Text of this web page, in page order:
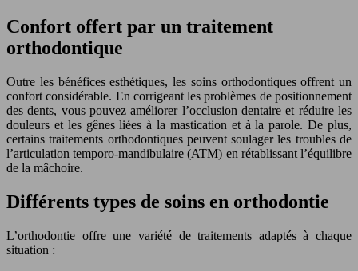
Confort offert par un traitement
orthodontique
Outre les bénéfices esthétiques, les soins orthodontiques offrent un
confort considérable. En corrigeant les problèmes de positionnement
des dents, vous pouvez améliorer l’occlusion dentaire et réduire les
douleurs et les gênes liées à la mastication et à la parole. De plus,
certains traitements orthodontiques peuvent soulager les troubles de
l’articulation temporo-mandibulaire (ATM) en rétablissant l’équilibre
de la mâchoire.
Différents types de soins en orthodontie
L’orthodontie offre une variété de traitements adaptés à chaque
situation :